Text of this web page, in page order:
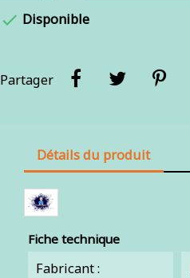
 Disponible
Partager
Détails du produit
Fiche technique
Fabricant :